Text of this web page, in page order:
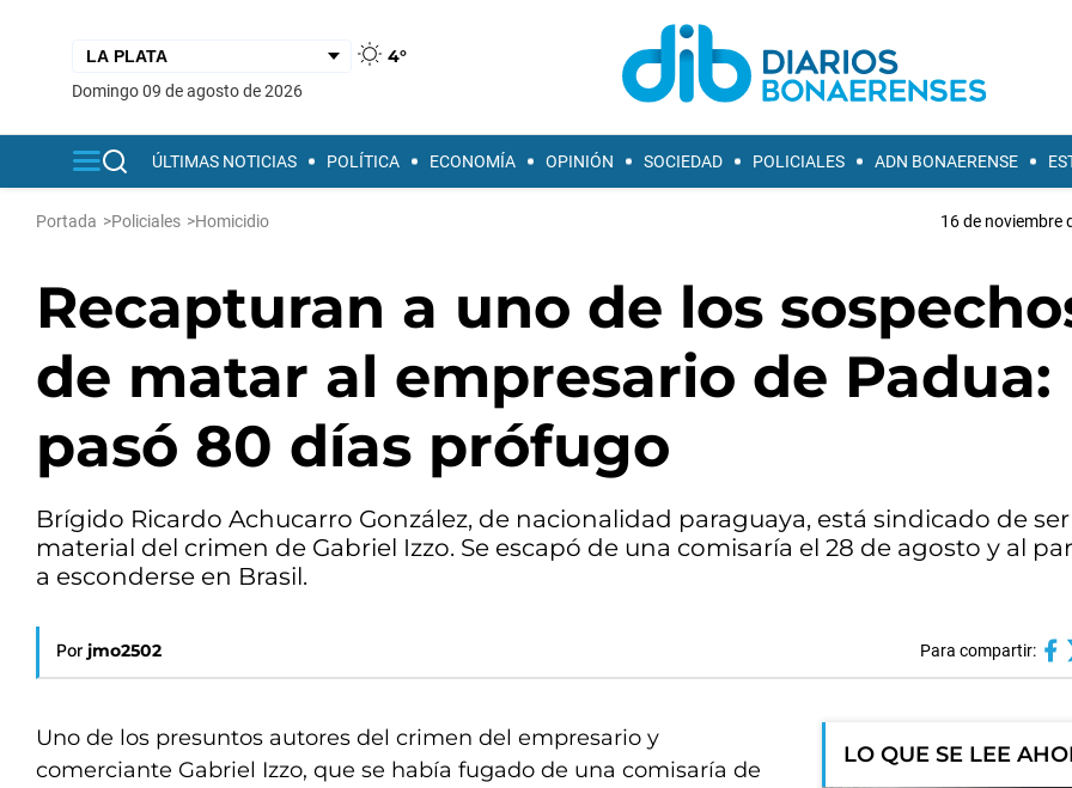
4°
domingo 09 de agosto de 2026
ÚLTIMAS NOTICIAS POLÍTICA ECONOMÍA OPINIÓN SOCIEDAD POLICIALES ADN BONAERENSE
Portada >Policiales >Homicidio 16 de noviembre
Recapturan a uno de los
de matar al empresario de Padua:
pasó 80 días prófugo
Brígido Ricardo Achucarro González, de nacionalidad paraguaya, está sindicado de
material del crimen de Gabriel Izzo. Se escapó de una comisaría el 28 de agosto y al
a esconderse en Brasil.
Por jmo2502 Para compartir:
Uno de los presuntos autores del crimen del empresario y
comerciante Gabriel Izzo, que se había fugado de una comisaría de
LO QUE SE LEE